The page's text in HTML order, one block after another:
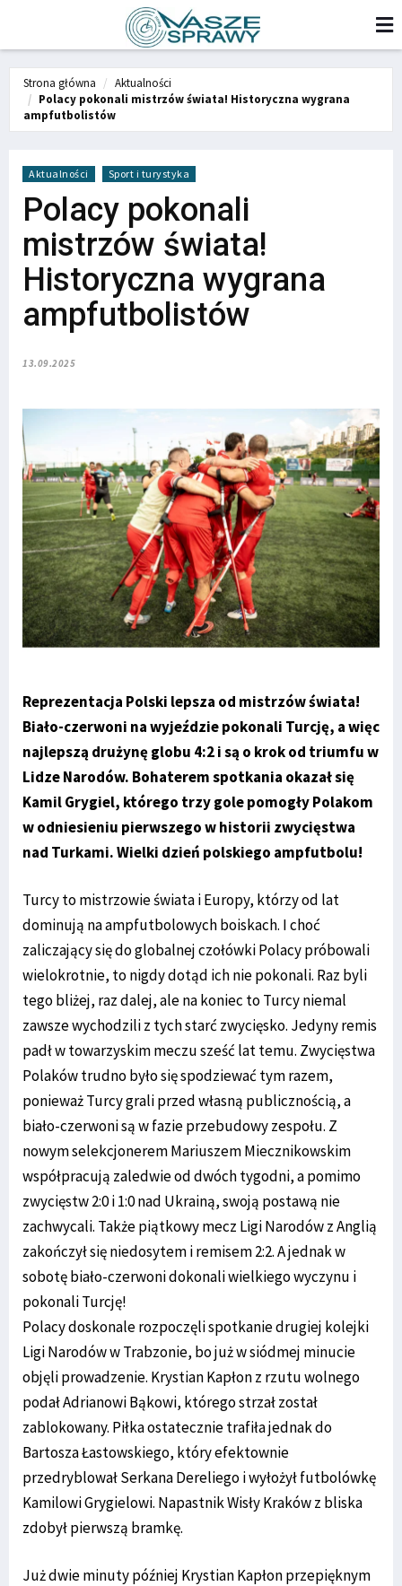
Strona główna
Aktualności
Polacy pokonali mistrzów świata! Historyczna wygrana
ampfutbolistów
Aktualności Sport i turystyka
Polacy pokonali
mistrzów świata!
Historyczna wygrana
ampfutbolistów
13.09.2025
Reprezentacja Polski lepsza od mistrzów świata!
Biało-czerwoni na wyjeździe pokonali Turcję, a więc
najlepszą drużynę globu 4:2 i są o krok od triumfu w
Lidze Narodów. Bohaterem spotkania okazał się
Kamil Grygiel, którego trzy gole pomogły Polakom
w odniesieniu pierwszego w historii zwycięstwa
nad Turkami. Wielki dzień polskiego ampfutbolu!
Turcy to mistrzowie świata i Europy, którzy od lat
dominują na ampfutbolowych boiskach. I choć
zaliczający się do globalnej czołówki Polacy próbowali
wielokrotnie, to nigdy dotąd ich nie pokonali. Raz byli
tego bliżej, raz dalej, ale na koniec to Turcy niemal
zawsze wychodzili z tych starć zwycięsko. Jedyny remis
padł w towarzyskim meczu sześć lat temu. Zwycięstwa
Polaków trudno było się spodziewać tym razem,
ponieważ Turcy grali przed własną publicznością, a
biało-czerwoni są w fazie przebudowy zespołu. Z
nowym selekcjonerem Mariuszem Miecznikowskim
współpracują zaledwie od dwóch tygodni, a pomimo
zwycięstw 2:0 i 1:0 nad Ukrainą, swoją postawą nie
zachwycali. Także piątkowy mecz Ligi Narodów z Anglią
zakończył się niedosytem i remisem 2:2. A jednak w
sobotę biało-czerwoni dokonali wielkiego wyczynu i
pokonali Turcję!
Polacy doskonale rozpoczęli spotkanie drugiej kolejki
Ligi Narodów w Trabzonie, bo już w siódmej minucie
objęli prowadzenie. Krystian Kapłon z rzutu wolnego
podał Adrianowi Bąkowi, którego strzał został
zablokowany. Piłka ostatecznie trafiła jednak do
Bartosza Łastowskiego, który efektownie
przedryblował Serkana Dereliego i wyłożył futbolówkę
Kamilowi Grygielowi. Napastnik Wisły Kraków z bliska
zdobył pierwszą bramkę.
Już dwie minuty później Krystian Kapłon przepięknym